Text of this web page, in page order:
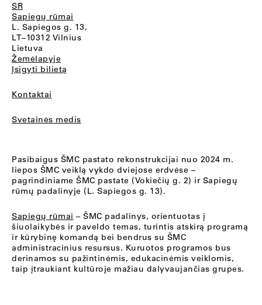
SR
Sapiegų rūmai
L. Sapiegos g. 13,
LT–10312 Vilnius
Lietuva
Žemėlapyje
Įsigyti bilietą
Kontaktai
Svetainės medis
Pasibaigus ŠMC pastato rekonstrukcijai nuo 2024 m.
liepos ŠMC veiklą vykdo dviejose erdvėse –
pagrindiniame ŠMC pastate (Vokiečių g. 2) ir Sapiegų
rūmų padalinyje (L. Sapiegos g. 13).
Sapiegų rūmai – ŠMC padalinys, orientuotas į
šiuolaikybės ir paveldo temas, turintis atskirą programą
ir kūrybinę komandą bei bendrus su ŠMC
administracinius resursus. Kuruotos programos bus
derinamos su pažintinėmis, edukacinėmis veiklomis,
taip įtraukiant kultūroje mažiau dalyvaujančias grupes.